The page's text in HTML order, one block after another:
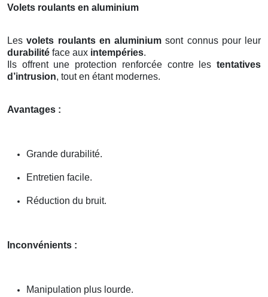
Volets roulants en aluminium
Lesvolets roulants en aluminium sont connus pour leur
durabilité face aux intempéries.
Ils offrent une protection renforcée contre les tentatives
d’intrusion, tout en étant modernes.
Avantages :
Grande durabilité.
Entretien facile.
Réduction du bruit.
Inconvénients :
Manipulation plus lourde.